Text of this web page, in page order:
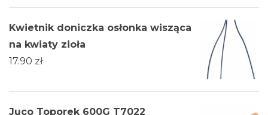
Kwietnik doniczka osłonka wisząca
na kwiaty zioła
17.90 zł
Juco Toporek 600G T7022